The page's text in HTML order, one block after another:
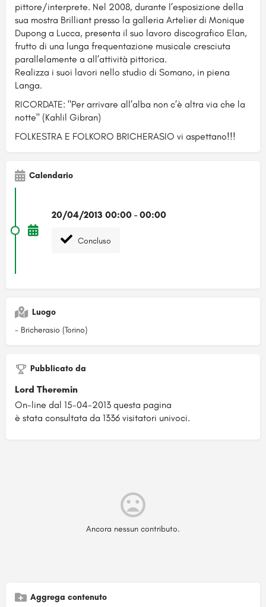
pittore/interprete. Nel 2008, durante l’esposizione della
sua mostra Brilliant presso la galleria Artelier di Monique
Dupong a Lucca, presenta il suo lavoro discografico Elan,
frutto di una lunga frequentazione musicale cresciuta
parallelamente a all’attività pittorica.
Realizza i suoi lavori nello studio di Somano, in piena
Langa.
RICORDATE: "Per arrivare all’alba non c’è altra via che la
notte" (Kahlil Gibran)
FOLKESTRA E FOLKORO BRICHERASIO vi aspettano!!!
Calendario
20/04/2013 00:00 - 00:00
Concluso
Luogo
- Bricherasio (Torino)
Pubblicato da
Lord Theremin
On-line dal 15-04-2013 questa pagina
è stata consultata da 1336 visitatori univoci.
Ancora nessun contributo.
Aggrega contenuto